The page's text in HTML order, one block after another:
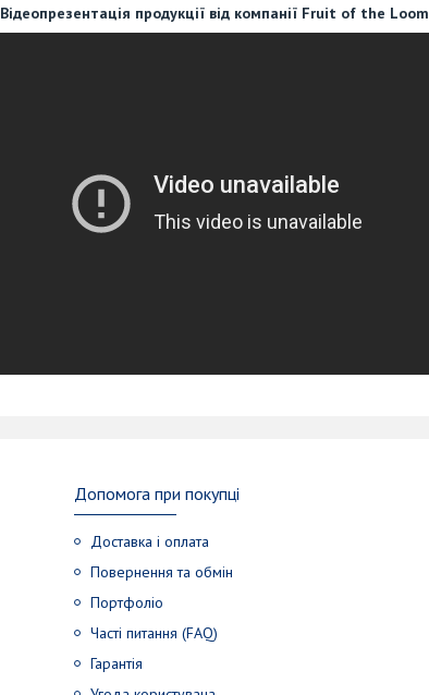
Відеопрезентація продукції від компанії Fruit of the Loom
Допомога при покупці
Доставка і оплата
Повернення та обмін
Портфоліо
Часті питання (FAQ)
Гарантія